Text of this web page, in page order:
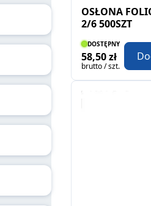
OSŁONA
2/6 500SZT
DOSTĘPNY
58,50 zł
brutto / szt.